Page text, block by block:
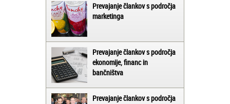
Prevajanje člankov s področja
marketinga
Prevajanje člankov s področja
ekonomije, financ in
bančništva
Prevajanje člankov s področja